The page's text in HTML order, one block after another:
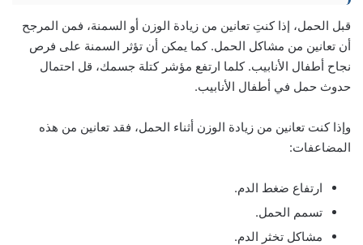
قبل الحمل، إذا كنتِ تعانين من زيادة الوزن أو السمنة، فمن المرجح
أن تعانين من مشاكل الحمل. كما يمكن أن تؤثر السمنة على فرص
نجاح أطفال الأنابيب. كلما ارتفع مؤشر كتلة جسمك، قل احتمال
حدوث حمل في أطفال الأنابيب.
وإذا كنت تعانين من زيادة الوزن أثناء الحمل، فقد تعانين من هذه
المضاعفات:
ارتفاع ضغط الدم.
تسمم الحمل.
مشاكل تخثر الدم.